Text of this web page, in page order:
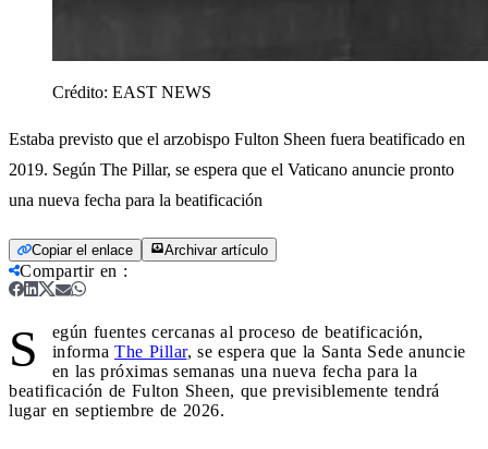
Crédito: EAST NEWS
Estaba previsto que el arzobispo Fulton Sheen fuera beatificado en
2019. Según The Pillar, se espera que el Vaticano anuncie pronto
una nueva fecha para la beatificación
Copiar el enlace Archivar artículo
Compartir en :
S
egún fuentes cercanas al proceso de beatificación,
informa The Pillar, se espera que la Santa Sede anuncie
en las próximas semanas una nueva fecha para la
beatificación de Fulton Sheen, que previsiblemente tendrá
lugar en septiembre de 2026.